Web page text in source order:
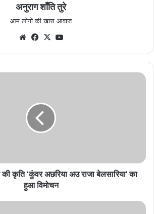
अनुराग शाँति तुरे
आम लोगों की खास आवाज
WebsiteFacebook
X
कृति ‘कुंवर अछरिया अउ राजा बेलसारिया’ का
हुआ विमोचन